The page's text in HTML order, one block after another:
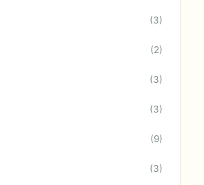
(3)
(2)
(3)
(3)
(9)
(3)